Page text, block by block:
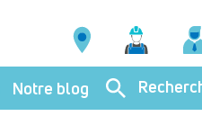
Notre blog